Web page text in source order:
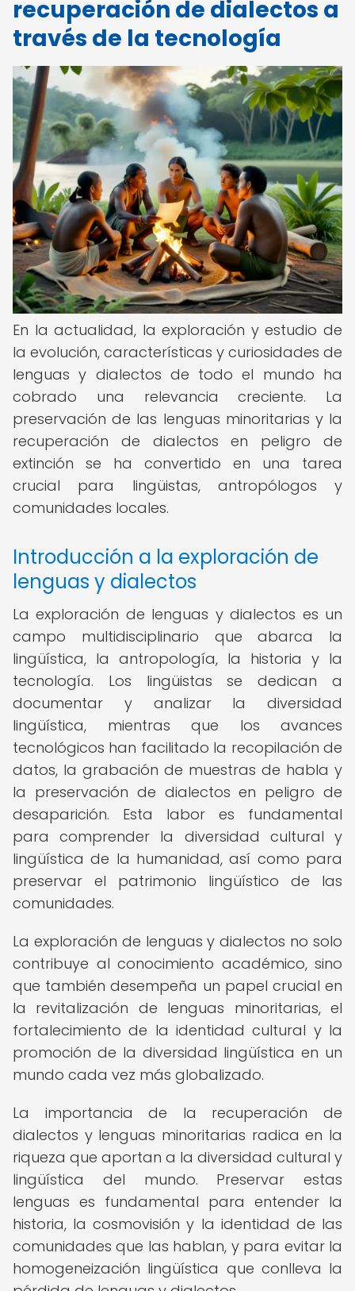
recuperación de dialectos a
través de la tecnología
En la actualidad, la exploración y estudio de
la evolución, características y curiosidades de
lenguas y dialectos de todo el mundo ha
cobrado una relevancia creciente. La
preservación de las lenguas minoritarias y la
recuperación de dialectos en peligro de
extinción se ha convertido en una tarea
crucial para lingüistas, antropólogos y
comunidades locales.
Introducción a la exploración de
lenguas y dialectos
La exploración de lenguas y dialectos es un
campo multidisciplinario que abarca la
lingüística, la antropología, la historia y la
tecnología. Los lingüistas se dedican a
documentar y analizar la diversidad
lingüística, mientras que los avances
tecnológicos han facilitado la recopilación de
datos, la grabación de muestras de habla y
la preservación de dialectos en peligro de
desaparición. Esta labor es fundamental
para comprender la diversidad cultural y
lingüística de la humanidad, así como para
preservar el patrimonio lingüístico de las
comunidades.
La exploración de lenguas y dialectos no solo
contribuye al conocimiento académico, sino
que también desempeña un papel crucial en
la revitalización de lenguas minoritarias, el
fortalecimiento de la identidad cultural y la
promoción de la diversidad lingüística en un
mundo cada vez más globalizado.
La importancia de la recuperación de
dialectos y lenguas minoritarias radica en la
riqueza que aportan a la diversidad cultural y
lingüística del mundo. Preservar estas
lenguas es fundamental para entender la
historia, la cosmovisión y la identidad de las
comunidades que las hablan, y para evitar la
homogeneización lingüística que conlleva la